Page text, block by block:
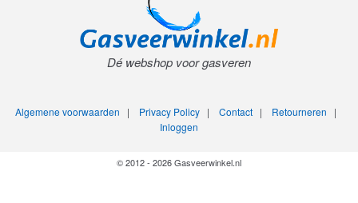
Dé webshop voor gasveren
Algemene voorwaarden | Privacy Policy| Contact| Retourneren |
Inloggen
© 2012 - 2026 Gasveerwinkel.nl